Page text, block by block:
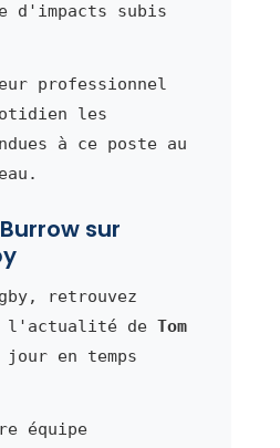
d'impacts subis
professionnel
les
à ce poste au
sur
retrouvez
l'actualité de Tom
en temps
équipe